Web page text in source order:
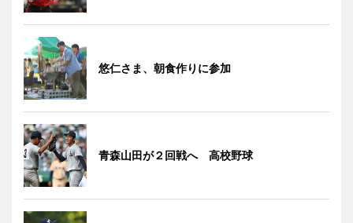
悠仁さま、朝食作りに参加
青森山田が２回戦へ 高校野球